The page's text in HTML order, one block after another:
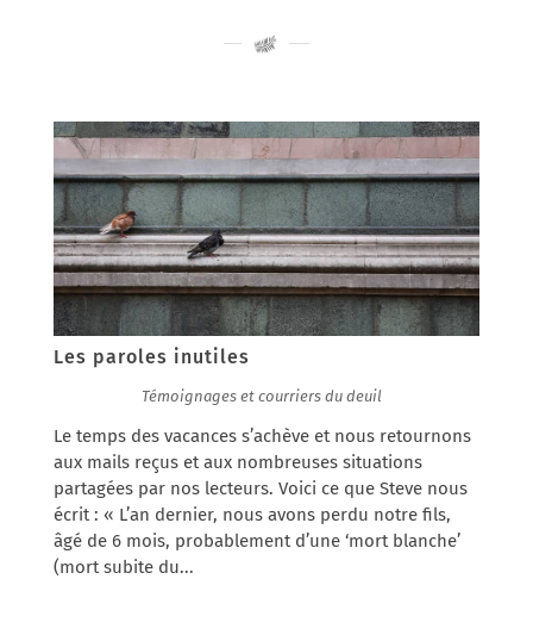
Les paroles inutiles
Témoignages et courriers du deuil
Le temps des vacances s’achève et nous retournons
aux mails reçus et aux nombreuses situations
partagées par nos lecteurs. Voici ce que Steve nous
écrit : « L’an dernier, nous avons perdu notre fils,
âgé de 6 mois, probablement d’une ‘mort blanche’
(mort subite du...